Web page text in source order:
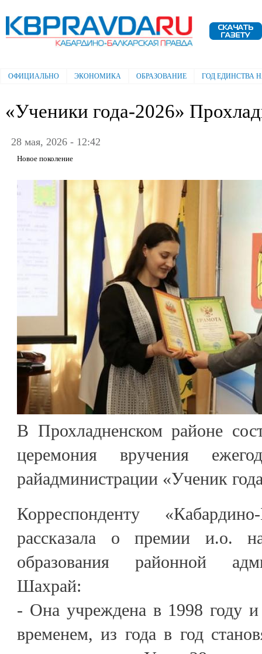
Электронная газета "Кабардино-
Балкарская правда"
Главное меню
ОФИЦИАЛЬНО ЭКОНОМИКА ОБРАЗОВАНИЕ ГОД ЕДИНСТВА
«Ученики года-2026»
28 мая, 2026 - 12:42
Новое поколение
В Прохладненском районе
церемония вручения
райадминистрации «Ученик
Корреспонденту
рассказала о премии и.о.
образования районной
Шахрай:
- Она учреждена в 1998 году
временем, из года в год